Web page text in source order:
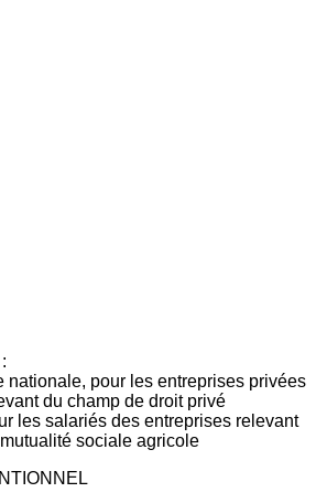
nationale, pour les entreprises privées
du champ de droit privé
les salariés des entreprises relevant
sociale agricole